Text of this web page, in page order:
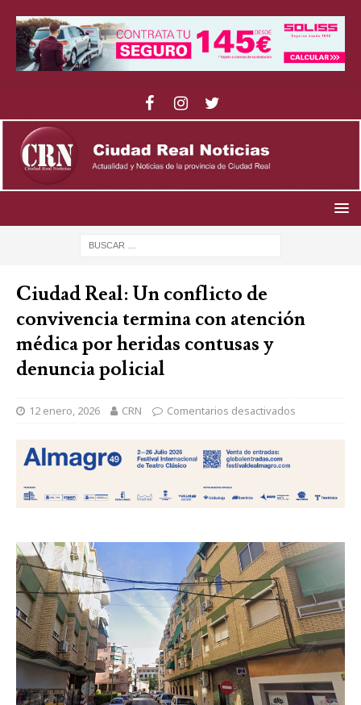
Ciudad Real: Un conflicto de
convivencia termina con atención
médica por heridas contusas y
denuncia policial
12 enero, 2026 CRN Comentarios desactivados